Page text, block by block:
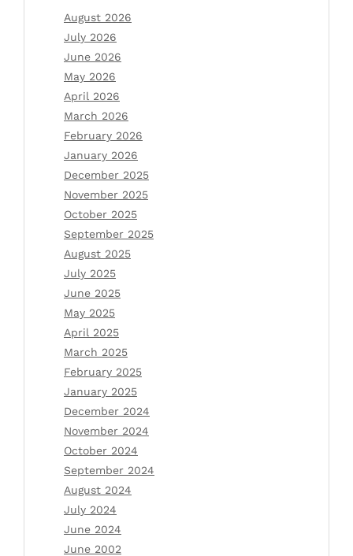
August 2026
July 2026
June 2026
May 2026
April 2026
March 2026
February 2026
January 2026
December 2025
November 2025
October 2025
September 2025
August 2025
July 2025
June 2025
May 2025
April 2025
March 2025
February 2025
January 2025
December 2024
November 2024
October 2024
September 2024
August 2024
July 2024
June 2024
June 2002